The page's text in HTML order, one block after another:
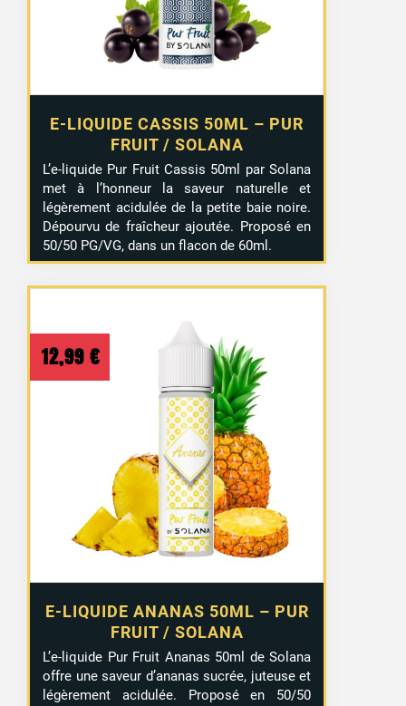
E-LIQUIDE CASSIS 50ML – PUR
FRUIT / SOLANA
L’e-liquide Pur Fruit Cassis 50ml par Solana
met à l’honneur la saveur naturelle et
légèrement acidulée de la petite baie noire.
Dépourvu de fraîcheur ajoutée. Proposé en
50/50 PG/VG, dans un flacon de 60ml.
E-LIQUIDE ANANAS 50ML – PUR
FRUIT / SOLANA
12,99 €
L’e-liquide Pur Fruit Ananas 50ml de Solana
offre une saveur d’ananas sucrée, juteuse et
légèrement acidulée. Proposé en 50/50